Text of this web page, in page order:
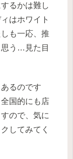
るかは難し
はホワイト
も一応、推
思う…見た目
るのです
国的にも店
ので、気に
してみてく